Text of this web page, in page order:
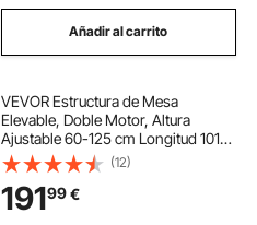
Añadir al carrito
VEVOR Estructura de Mesa
Elevable, Doble Motor, Altura
Ajustable 60-125 cm Longitud 101-
180 cm, Patas de Mesa con Control
Inteligente, Marco de Escritorio
Elevable Eléctrico para Oficina
Hogar, Negro
(12)
19199€